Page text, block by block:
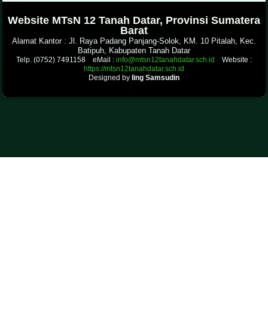
Website MTsN 12 Tanah Datar, Provinsi Sumatera
Barat
Alamat Kantor : Jl. Raya Padang Panjang-Solok, KM. 10 Pitalah, Kec.
Batipuh, Kabupaten Tanah Datar
Telp. (0752) 7491158 eMail : info@mtsn12tanahdatar.sch.id
Website :
https://mtsn12tanahdatar.sch.id
Designed by Iing Samsudin